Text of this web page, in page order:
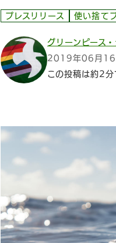
プレスリリース 使い捨て
グリーンピース
2019年06月16
この投稿は約2分